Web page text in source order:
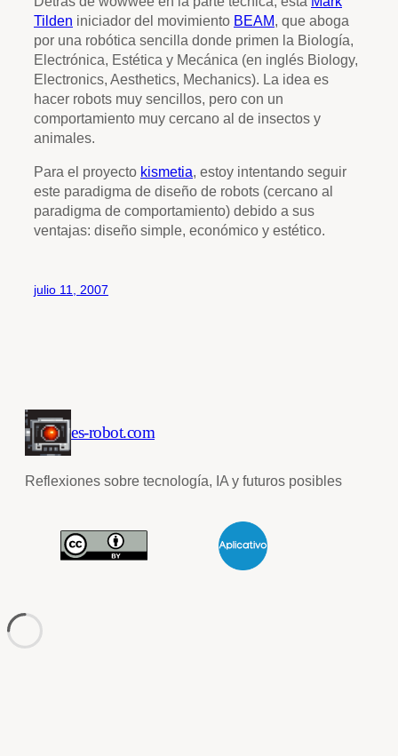
Tilden iniciador del movimiento BEAM, que aboga
por una robótica sencilla donde primen la Biología,
Electrónica, Estética y Mecánica (en inglés Biology,
Electronics, Aesthetics, Mechanics). La idea es
hacer robots muy sencillos, pero con un
comportamiento muy cercano al de insectos y
animales.
Para el proyecto kismetia, estoy intentando seguir
este paradigma de diseño de robots (cercano al
paradigma de comportamiento) debido a sus
ventajas: diseño simple, económico y estético.
julio 11, 2007
es-robot.com
Reflexiones sobre tecnología, IA y futuros posibles